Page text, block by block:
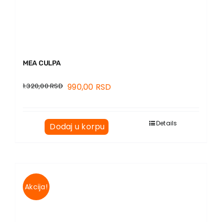
MEA CULPA
1.320,00RSD 990,00 RSD
Dodaj u korpu Details
Akcija!